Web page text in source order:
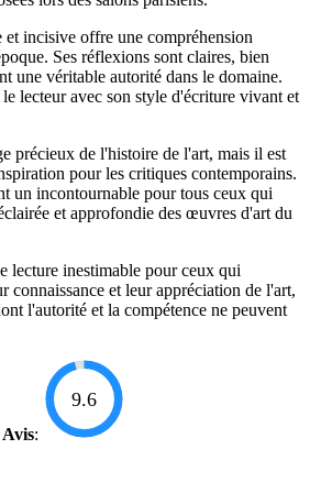
et incisive offre une compréhension
Ses réflexions sont claires, bien
une véritable autorité dans le domaine.
lecteur avec son style d'écriture vivant et
précieux de l'histoire de l'art, mais il est
pour les critiques contemporains.
un incontournable pour tous ceux qui
et approfondie des œuvres d'art du
lecture inestimable pour ceux qui
connaissance et leur appréciation de l'art,
l'autorité et la compétence ne peuvent
Avis:
9.6